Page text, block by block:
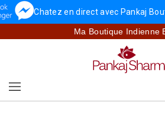
Chatez en direct avec Pankaj
Ma Boutique Indienne